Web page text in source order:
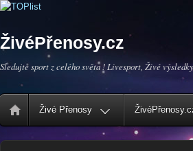
ŽivéPřenosy.cz
Sledujte sport z celého světa ! Livesport, Živé
Živé Přenosy